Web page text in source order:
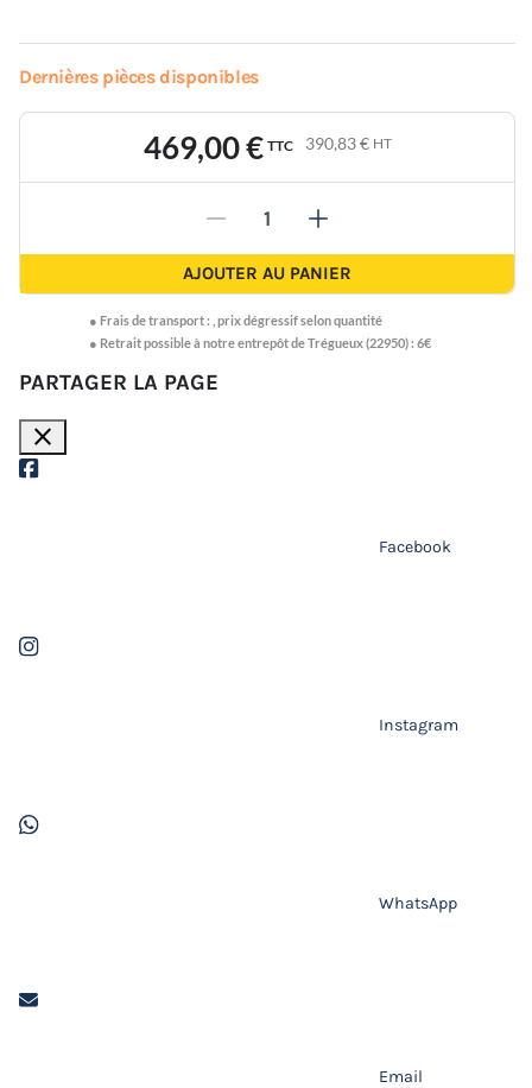
Dernières pièces disponibles
469,00 € TTC 390,83 € HT
- +
AJOUTER AU PANIER
● Frais de transport : prix dégressif selon quantité
● Retrait possible à notre entrepôt de Trégueux (22950) : 6€
PARTAGER LA PAGE
close
Facebook
Instagram
WhatsApp
Email